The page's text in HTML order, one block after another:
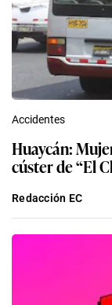
Accidentes
Huaycán:
cúster de “El
Redacción EC